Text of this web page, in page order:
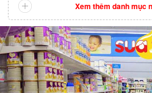
Xem thêm danh mục